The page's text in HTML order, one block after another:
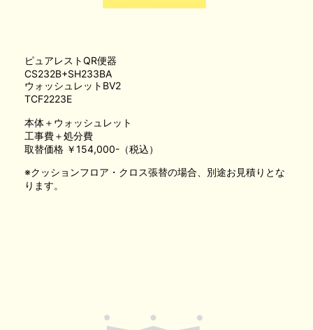
※クッションフロア・クロス張替の場合、別途お見積りとな
ります。
ピュアレストQR便器
CS232B+SH233BA
ウォッシュレットBV2
TCF2223E
本体＋ウォッシュレット
工事費＋処分費
取替価格 ￥154,000-（税込）